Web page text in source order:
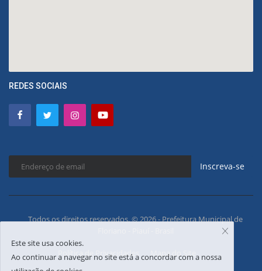
REDES SOCIAIS
Inscreva-se
Todos os direitos reservados. © 2026 - Prefeitura Municipal de
Política de Privacidades Mapa do Site
Este site usa cookies.
Ao continuar a navegar no site está a concordar com a nossa